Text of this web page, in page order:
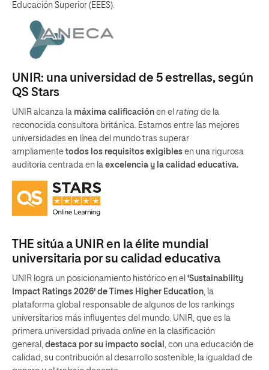
Educación Superior (EEES).
UNIR: una universidad de 5 estrellas, según
QS Stars
UNIR alcanza la máxima calificación en el rating de la
reconocida consultora británica. Estamos entre las mejores
universidades en línea del mundo tras superar
ampliamente todos los requisitos exigibles en una rigurosa
auditoria centrada en la excelencia y la calidad educativa.
THE sitúa a UNIR en la élite mundial
universitaria por su calidad educativa
UNIR logra un posicionamiento histórico en el ‘Sustainability
Impact Ratings 2026’ de Times Higher Education, la
plataforma global responsable de algunos de los rankings
universitarios más influyentes del mundo. UNIR, que es la
primera universidad privada online en la clasificación
general, destaca por su impacto social , con una educación de
calidad, su contribución al desarrollo sostenible, la igualdad de